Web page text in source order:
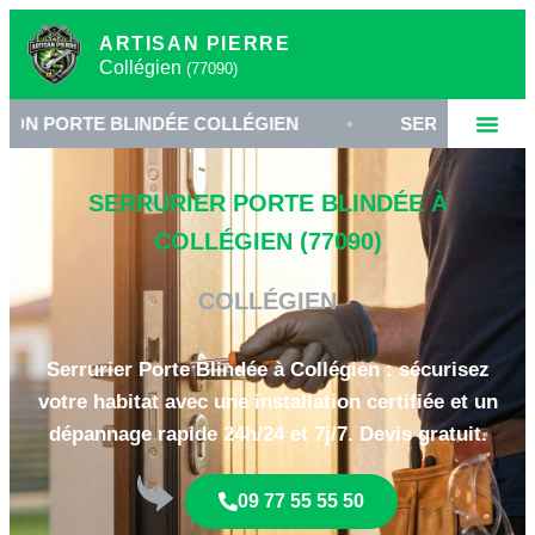
ARTISAN PIERRE
Collégien (77090)
BLINDÉE COLLÉGIEN • SERRURIER 77090
SERRURIER PORTE BLINDÉE À
COLLÉGIEN (77090)
COLLÉGIEN
Serrurier Porte Blindée à Collégien : sécurisez
votre habitat avec une installation certifiée et un
dépannage rapide 24h/24 et 7j/7. Devis gratuit.
09 77 55 55 50